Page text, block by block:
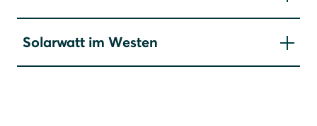
Solarwatt Dresden
Solarwatt im Westen